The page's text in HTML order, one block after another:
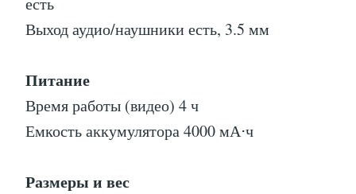
Выход аудио/наушники есть, 3.5 мм
Питание
Время работы (видео) 4 ч
Емкость аккумулятора 4000 мА⋅ч
Размеры и вес